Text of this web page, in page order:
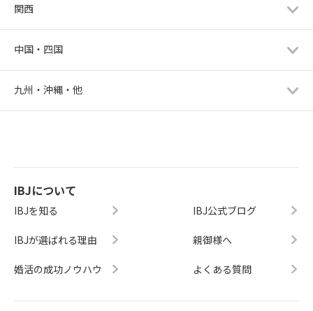
関西
中国・四国
九州・沖縄・他
IBJについて
IBJを知る
IBJが選ばれる理由
婚活の成功ノウハウ
IBJ公式ブログ
親御様へ
よくある質問